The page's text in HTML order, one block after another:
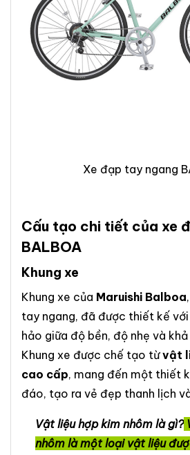
Xe đạp tay ngang
Cấu tạo chi tiết của xe
BALBOA
Khung xe
Khung xe của Maruishi Balboa
tay ngang, đã được thiết kế
hảo giữa độ bền, độ nhẹ và
Khung xe được chế tạo từvật
cao cấp, mang đến một thiết
đáo, tạo ra vẻ đẹp thanh lịch
Vật liệu hợp kim nhôm là gì?
nhôm là một loại vật liệu